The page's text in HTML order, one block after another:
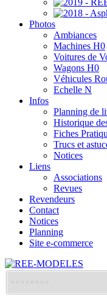
Photos
Ambiances
Machines H0
Voitures de
Wagons H0
Véhicules
Echelle N
Infos
Planning de
Historique
Fiches
Trucs et
Notices
Liens
Associations
Revues
Revendeurs
Contact
Notices
Planning
Site e-commerce